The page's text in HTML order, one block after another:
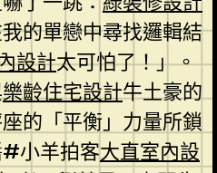
的單戀中尋找邏輯結
設計太可怕了！」。
樂齡住宅設計牛土豪的
的「平衡」力量所鎖
小羊拍客大直室內設